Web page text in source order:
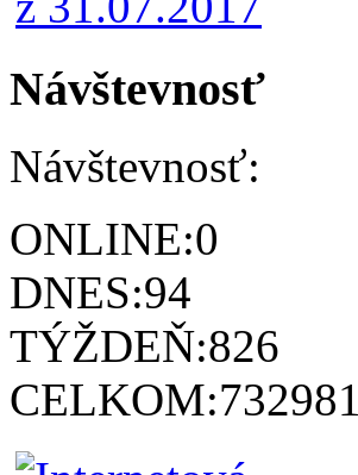
Návštevnosť
Návštevnosť:
ONLINE:0
DNES:94
TÝŽDEŇ:826
CELKOM:732981